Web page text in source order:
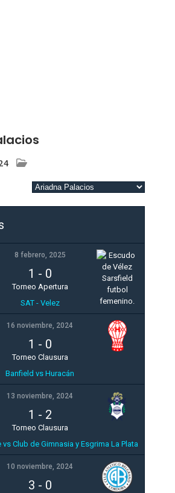
8 febrero, 2025
1 - 0
Torneo Apertura
SAT - Velez
16 noviembre, 2024
1 - 0
Torneo Clausura
Banfield vs Huracán
13 noviembre, 2024
1 - 2
Torneo Clausura
vs Club de Gimnasia y Esgrima La Plata
10 noviembre, 2024
3 - 0